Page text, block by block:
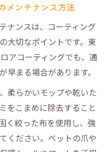
メンテナンス方法
ナンスは、コーティング
大切なポイントです。東
アコーティングでも、適
早まる場合があります。
柔らかいモップや乾いた
をこまめに除去すること
く絞った布を使用し、強
ください。ペットの爪や